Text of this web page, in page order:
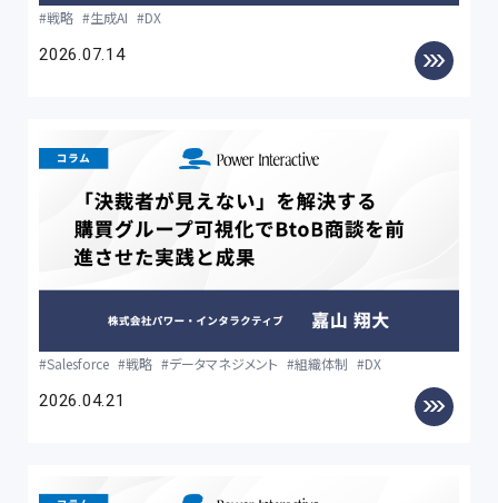
戦略 生成AI DX
2026.07.14
Salesforce 戦略 データマネジメント 組織体制 DX
2026.04.21